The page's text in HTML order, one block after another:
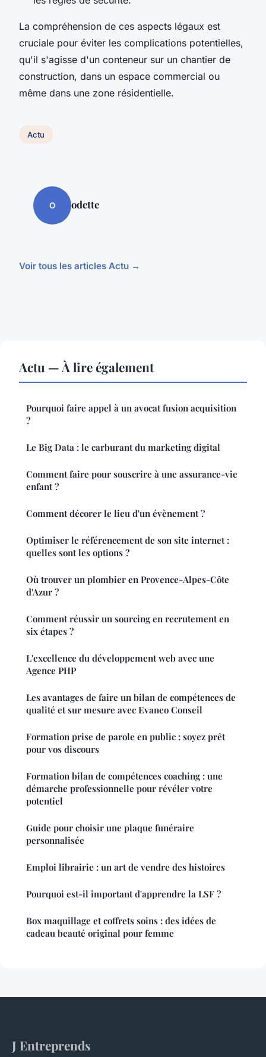
La compréhension de ces aspects légaux est
cruciale pour éviter les complications potentielles,
qu'il s'agisse d'un conteneur sur un chantier de
construction, dans un espace commercial ou
même dans une zone résidentielle.
Actu
O odette
Voir tous les articles Actu →
Actu — À lire également
Pourquoi faire appel à un avocat fusion acquisition
?
Le Big Data : le carburant du marketing digital
Comment faire pour souscrire à une assurance-vie
enfant ?
Comment décorer le lieu d'un évènement ?
Optimiser le référencement de son site internet :
quelles sont les options ?
Où trouver un plombier en Provence-Alpes-Côte
d'Azur ?
Comment réussir un sourcing en recrutement en
six étapes ?
L'excellence du développement web avec une
Agence PHP
Les avantages de faire un bilan de compétences de
qualité et sur mesure avec Evaneo Conseil
Formation prise de parole en public : soyez prêt
pour vos discours
Formation bilan de compétences coaching : une
démarche professionnelle pour révéler votre
potentiel
Guide pour choisir une plaque funéraire
personnalisée
Emploi librairie : un art de vendre des histoires
Pourquoi est-il important d'apprendre la LSF ?
Box maquillage et coffrets soins : des idées de
cadeau beauté original pour femme
J Entreprends